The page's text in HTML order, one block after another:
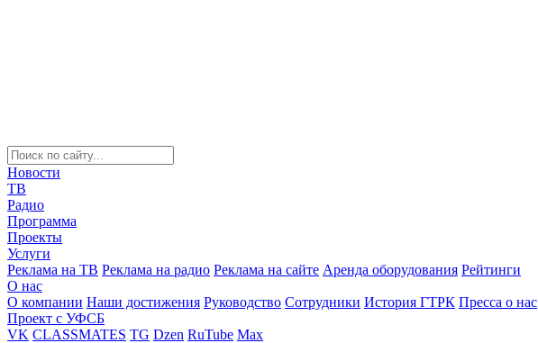
Новости
ТВ
Радио
Программа
Проекты
Услуги
Реклама на ТВ Реклама на радио Реклама на сайте Аренда оборудования Рейтинги
О нас
О компании Наши достижения Руководство Сотрудники История ГТРК Пресса о нас
Проект с УФСБ
VK CLASSMATES TG Dzen RuTube Max